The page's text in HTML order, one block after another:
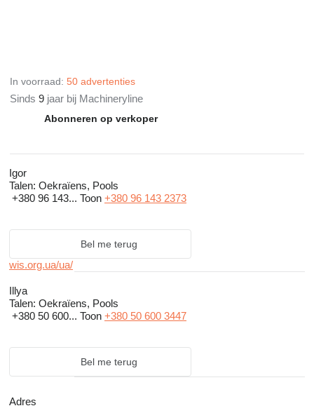
In voorraad: 50 advertenties
Sinds 9 jaar bij Machineryline
Abonneren op verkoper
Igor
Talen: Oekraïens, Pools
+380 96 143... Toon +380 96 143 2373
Bel me terug
wis.org.ua/ua/
Illya
Talen: Oekraïens, Pools
+380 50 600... Toon +380 50 600 3447
Bel me terug
Adres